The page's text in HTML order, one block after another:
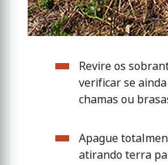
Revire os
verificar se
chamas ou
Apague
atirando terra